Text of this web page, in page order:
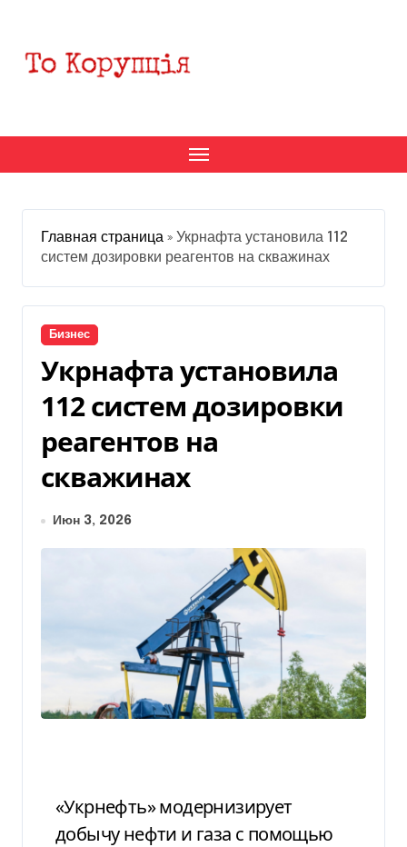
содержанию
Главная страница » Укрнафта установила 112
систем дозировки реагентов на скважинах
Бизнес
Укрнафта установила
112 систем дозировки
реагентов на
скважинах
Июн 3, 2026
«Укрнефть» модернизирует
добычу нефти и газа с помощью